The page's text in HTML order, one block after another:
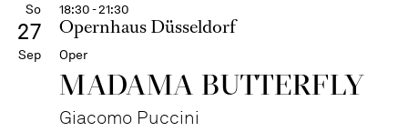
So
27
Sep
18:30 - 21:30
Opernhaus Düsseldorf
Oper
MADAMA BUTTER­FLY
Giacomo Puccini